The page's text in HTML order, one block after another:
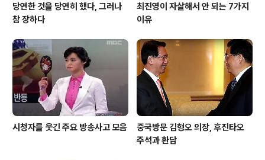
당연한 것을 당연히 했다, 그러나
참 장하다
최진영이 자살해서 안 되는 7가지
이유
시청자를 웃긴 주요 방송사고 모음
중국방문 김형오 의장, 후진타오
주석과 환담